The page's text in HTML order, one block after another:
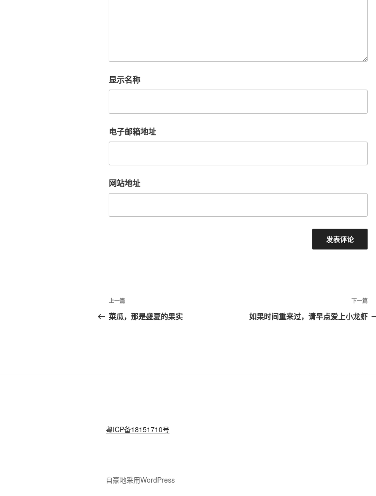
显示名称
电子邮箱地址
网站地址
文
章
上
一
上一篇
菜瓜，那是盛夏的果实
下
一
下一篇
如果时间重来过，请早点爱上小龙虾
粤ICP备18151710号
自豪地采用WordPress